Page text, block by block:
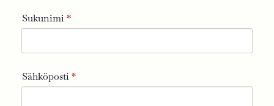
Sukunimi*
Sähköposti*